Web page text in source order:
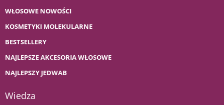
WŁOSOWE NOWOŚCI
KOSMETYKI MOLEKULARNE
BESTSELLERY
NAJLEPSZE AKCESORIA WŁOSOWE
NAJLEPSZY JEDWAB
Wiedza